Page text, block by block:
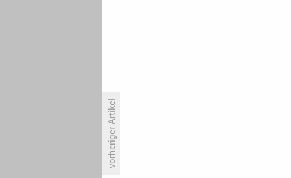
vorheriger Artikel